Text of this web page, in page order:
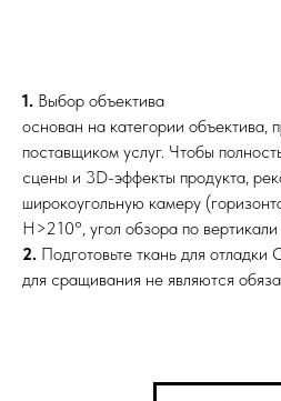
1. Выбор объектива
основан на категории объектива,
поставщиком услуг. Чтобы
сцены и 3D-эффекты продукта,
широкоугольную камеру
H>210°, угол обзора по
2. Подготовьте ткань для отладки
для сращивания не являются